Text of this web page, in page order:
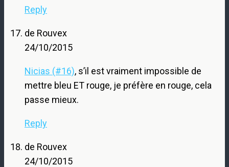
Reply
de Rouvex
24/10/2015
Nicias (#16), s’il est vraiment impossible de
mettre bleu ET rouge, je préfère en rouge, cela
passe mieux.
Reply
de Rouvex
24/10/2015